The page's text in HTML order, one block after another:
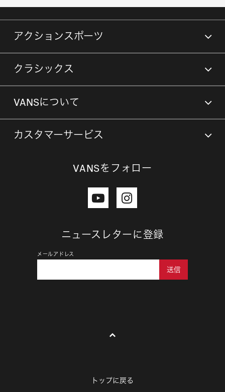
アクションスポーツ
クラシックス
VANSについて
カスタマーサービス
VANSをフォロー
ニュースレターに登録
メールアドレス
送信
トップに戻る